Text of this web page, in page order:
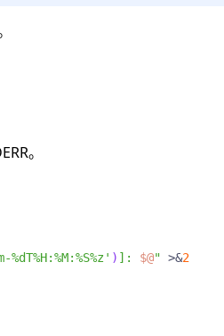
。
%dT%H:%M:%S%z' ) ]: $@" >&2